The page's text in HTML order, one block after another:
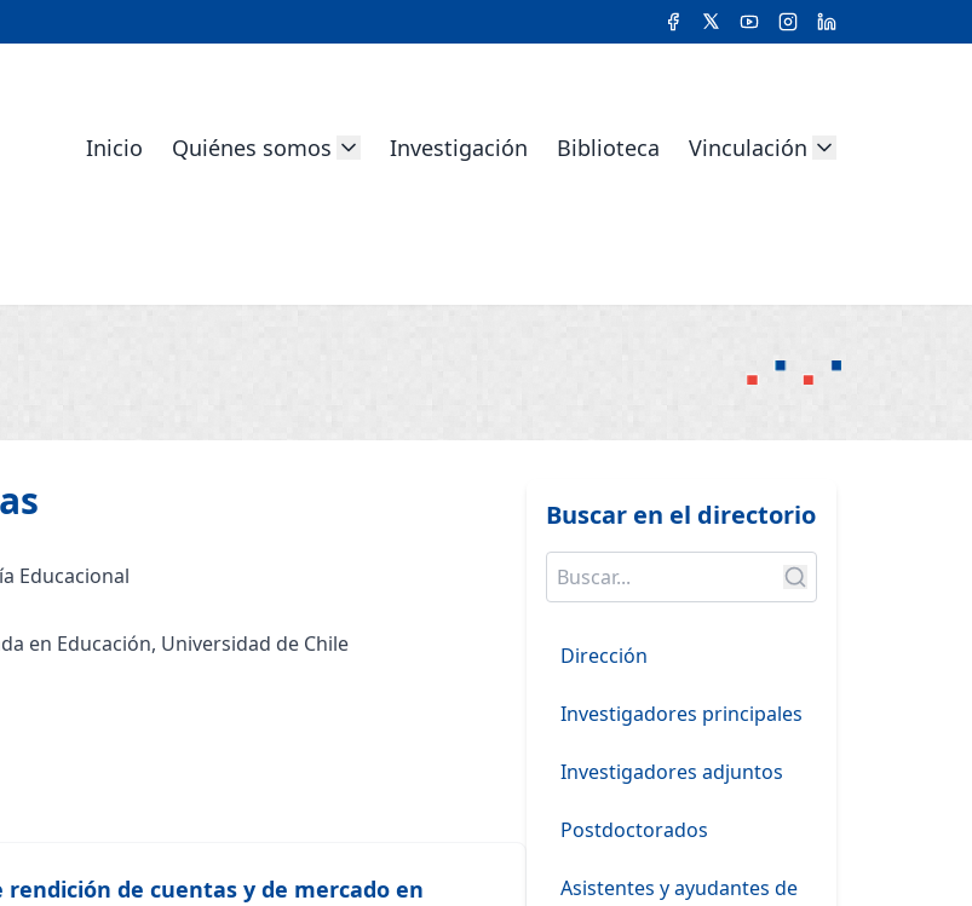
Inicio Quiénes somos Investigación Biblioteca Vinculación
Educacional
en Educación, Universidad de Chile
de cuentas y de mercado en
Buscar en el directorio
Dirección
Investigadores principales
Investigadores adjuntos
Postdoctorados
Asistentes y ayudantes de